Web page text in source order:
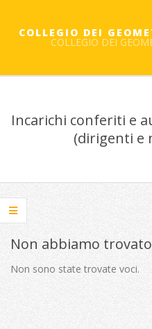
COLLEGIO DEI
COLLEGIO DEI
Incarichi conferiti e
(dirigenti e
Non abbiamo
Non sono state trovate voci.